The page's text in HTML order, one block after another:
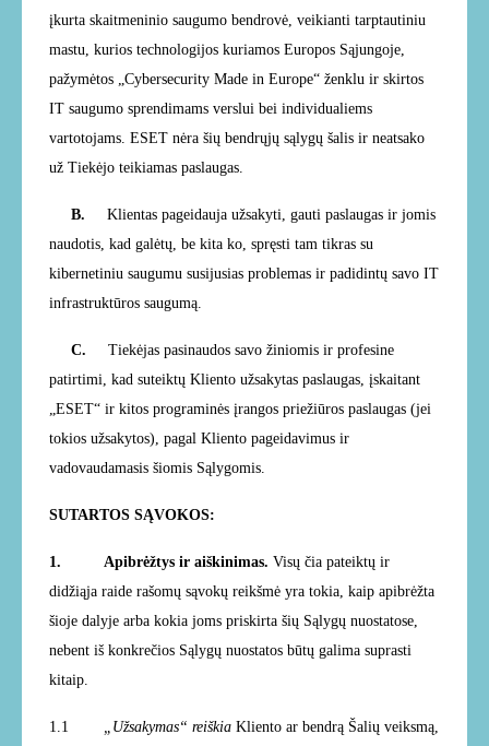
įkurta skaitmeninio saugumo bendrovė, veikianti tarptautiniu
mastu, kurios technologijos kuriamos Europos Sąjungoje,
pažymėtos „Cybersecurity Made in Europe“ ženklu ir skirtos
IT saugumo sprendimams verslui bei individualiems
vartotojams. ESET nėra šių bendrųjų sąlygų šalis ir neatsako
už Tiekėjo teikiamas paslaugas.
B.
Klientas pageidauja užsakyti, gauti paslaugas ir jomis
naudotis, kad galėtų, be kita ko, spręsti tam tikras su
kibernetiniu saugumu susijusias problemas ir padidintų savo IT
infrastruktūros saugumą.
C.
Tiekėjas pasinaudos savo žiniomis ir profesine
patirtimi, kad suteiktų Kliento užsakytas paslaugas, įskaitant
„ESET“ ir kitos programinės įrangos priežiūros paslaugas (jei
tokios užsakytos), pagal Kliento pageidavimus ir
vadovaudamasis šiomis Sąlygomis.
SUTARTOS SĄVOKOS:
1. Apibrėžtys ir aiškinimas. Visų čia pateiktų ir
didžiąja raide rašomų sąvokų reikšmė yra tokia, kaip apibrėžta
šioje dalyje arba kokia joms priskirta šių Sąlygų nuostatose,
nebent iš konkrečios Sąlygų nuostatos būtų galima suprasti
kitaip.
1.1 „Užsakymas“ reiškia Kliento ar bendrą Šalių veiksmą,